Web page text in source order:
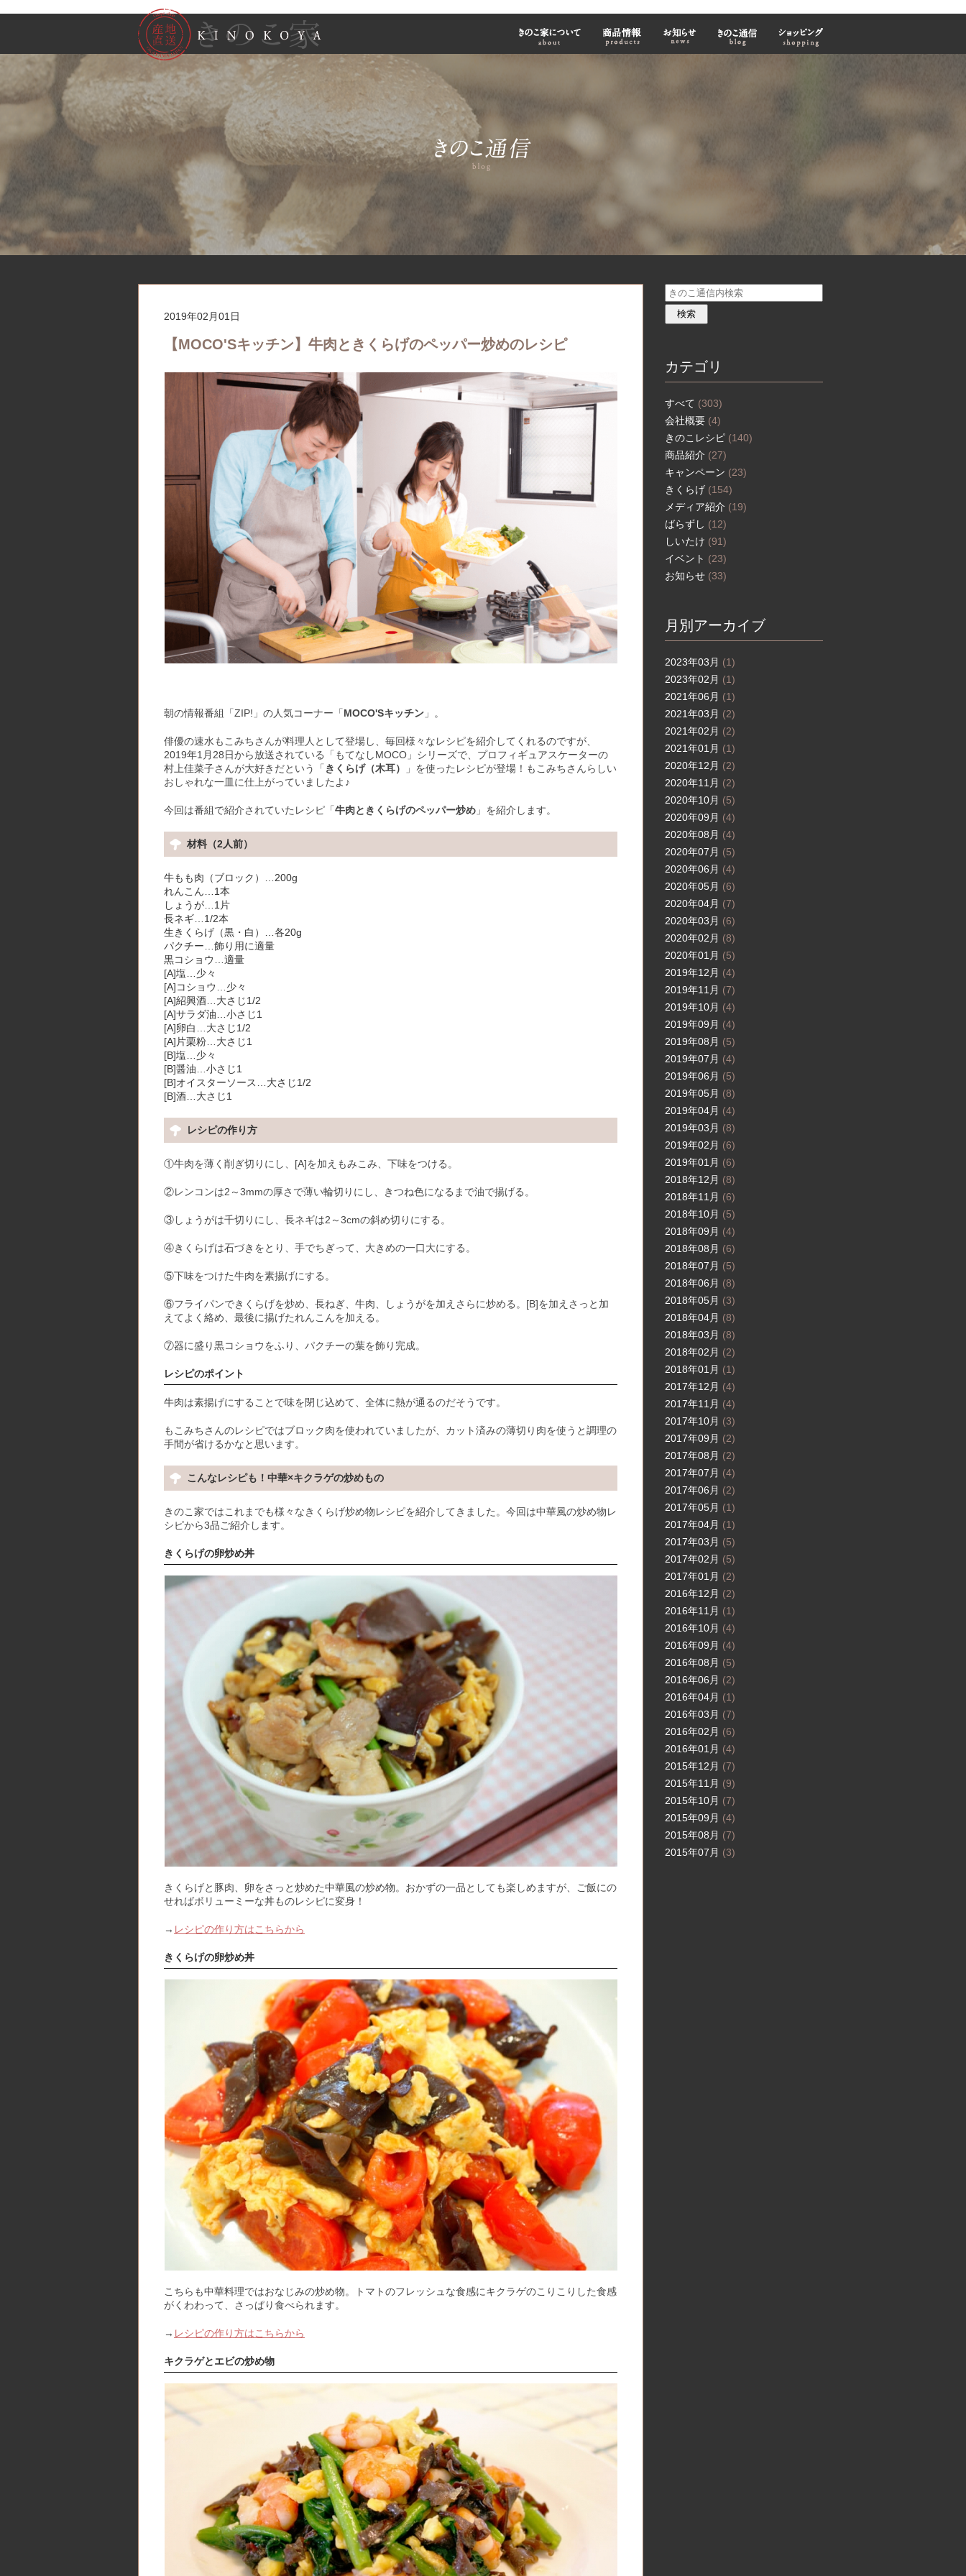
2019年02月01日
【MOCO'Sキッチン】牛肉ときくらげのペッパー炒めのレシピ
朝の情報番組「ZIP!」の人気コーナー「MOCO'Sキッチン 」。
俳優の速水もこみちさんが料理人として登場し、毎回様々なレシピを紹介してくれるのですが、
2019年1月28日から放送されている「もてなしMOCO」シリーズで、プロフィギュアスケーターの
村上佳菜子さんが大好きだという「 きくらげ（木耳）
」を使ったレシピが登場！もこみちさんらしい
おしゃれな一皿に仕上がっていましたよ♪
今回は番組で紹介されていたレシピ「牛肉ときくらげのペッパー炒め 」を紹介します。
材料（2人前）
牛もも肉（ブロック）…200g
れんこん…1本
しょうが…1片
長ネギ…1/2本
生きくらげ（黒・白）…各20g
パクチー…飾り用に適量
黒コショウ…適量
[A]塩…少々
[A]コショウ…少々
[A]紹興酒…大さじ1/2
[A]サラダ油…小さじ1
[A]卵白…大さじ1/2
[A]片栗粉…大さじ1
[B]塩…少々
[B]醤油…小さじ1
[B]オイスターソース…大さじ1/2
[B]酒…大さじ1
レシピの作り方
①牛肉を薄く削ぎ切りにし、[A]を加えもみこみ、下味をつける。
②レンコンは2～3mmの厚さで薄い輪切りにし、きつね色になるまで油で揚げる。
③しょうがは千切りにし、長ネギは2～3cmの斜め切りにする。
④きくらげは石づきをとり、手でちぎって、大きめの一口大にする。
⑤下味をつけた牛肉を素揚げにする。
⑥フライパンできくらげを炒め、長ねぎ、牛肉、しょうがを加えさらに炒める。[B]を加えさっと加
えてよく絡め、最後に揚げたれんこんを加える。
⑦器に盛り黒コショウをふり、パクチーの葉を飾り完成。
レシピのポイント
牛肉は素揚げにすることで味を閉じ込めて、全体に熱が通るのだそうです。
もこみちさんのレシピではブロック肉を使われていましたが、カット済みの薄切り肉を使うと調理の
手間が省けるかなと思います。
こんなレシピも！中華×キクラゲの炒めもの
きのこ家ではこれまでも様々なきくらげ炒め物レシピを紹介してきました。今回は中華風の炒め物レ
シピから3品ご紹介します。
きくらげの卵炒め丼
きくらげと豚肉、卵をさっと炒めた中華風の炒め物。おかずの一品としても楽しめますが、ご飯にの
せればボリューミーな丼ものレシピに変身！
→ レシピの作り方はこちらから
きくらげの卵炒め丼
こちらも中華料理ではおなじみの炒め物。トマトのフレッシュな食感にキクラゲのこりこりした食感
がくわわって、さっぱり食べられます。
→ レシピの作り方はこちらから
キクラゲとエビの炒め物
カテゴリ
すべて (303)
会社概要 (4)
きのこレシピ (140)
商品紹介 (27)
キャンペーン (23)
きくらげ (154)
メディア紹介 (19)
ばらずし (12)
しいたけ (91)
イベント (23)
お知らせ (33)
月別アーカイブ
2023年03月 (1)
2023年02月 (1)
2021年06月 (1)
2021年03月 (2)
2021年02月 (2)
2021年01月 (1)
2020年12月 (2)
2020年11月 (2)
2020年10月 (5)
2020年09月 (4)
2020年08月 (4)
2020年07月 (5)
2020年06月 (4)
2020年05月 (6)
2020年04月 (7)
2020年03月 (6)
2020年02月 (8)
2020年01月 (5)
2019年12月 (4)
2019年11月 (7)
2019年10月 (4)
2019年09月 (4)
2019年08月 (5)
2019年07月 (4)
2019年06月 (5)
2019年05月 (8)
2019年04月 (4)
2019年03月 (8)
2019年02月 (6)
2019年01月 (6)
2018年12月 (8)
2018年11月 (6)
2018年10月 (5)
2018年09月 (4)
2018年08月 (6)
2018年07月 (5)
2018年06月 (8)
2018年05月 (3)
2018年04月 (8)
2018年03月 (8)
2018年02月 (2)
2018年01月 (1)
2017年12月 (4)
2017年11月 (4)
2017年10月 (3)
2017年09月 (2)
2017年08月 (2)
2017年07月 (4)
2017年06月 (2)
2017年05月 (1)
2017年04月 (1)
2017年03月 (5)
2017年02月 (5)
2017年01月 (2)
2016年12月 (2)
2016年11月 (1)
2016年10月 (4)
2016年09月 (4)
2016年08月 (5)
2016年06月 (2)
2016年04月 (1)
2016年03月 (7)
2016年02月 (6)
2016年01月 (4)
2015年12月 (7)
2015年11月 (9)
2015年10月 (7)
2015年09月 (4)
2015年08月 (7)
2015年07月 (3)